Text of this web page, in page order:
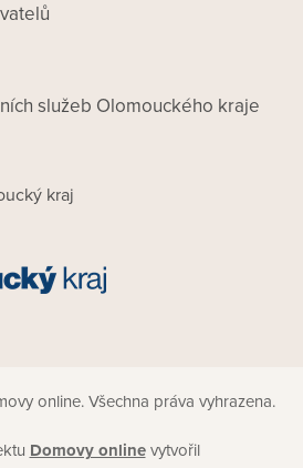
služeb Olomouckého kraje
kraj
online. Všechna práva vyhrazena.
Domovy onlinevytvořil